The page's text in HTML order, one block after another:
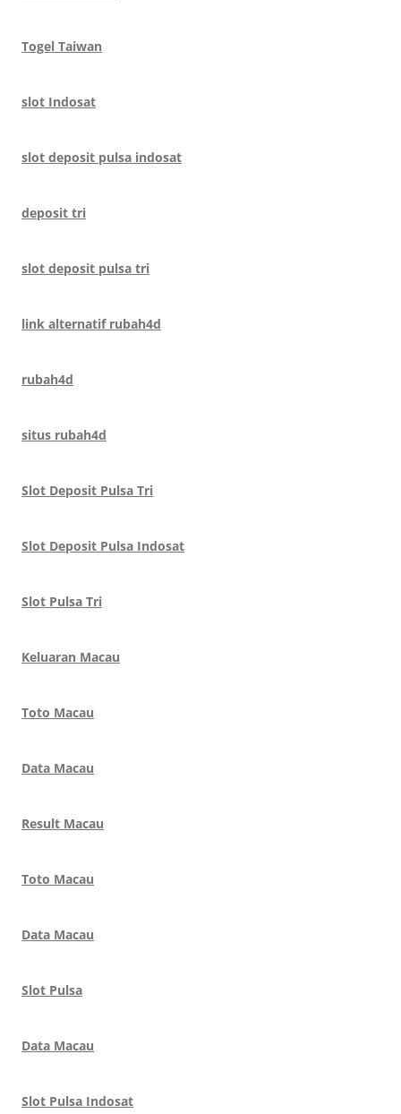
Togel Taiwan
slot Indosat
slot deposit pulsa indosat
deposit tri
slot deposit pulsa tri
link alternatif rubah4d
rubah4d
situs rubah4d
Slot Deposit Pulsa Tri
Slot Deposit Pulsa Indosat
Slot Pulsa Tri
Keluaran Macau
Toto Macau
Data Macau
Result Macau
Toto Macau
Data Macau
Slot Pulsa
Data Macau
Slot Pulsa Indosat